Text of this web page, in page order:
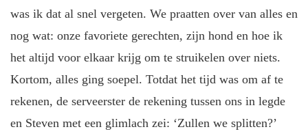
was ik dat al snel vergeten. We praatten over van alles en
nog wat: onze favoriete gerechten, zijn hond en hoe ik
het altijd voor elkaar krijg om te struikelen over niets.
Kortom, alles ging soepel. Totdat het tijd was om af te
rekenen, de serveerster de rekening tussen ons in legde
en Steven met een glimlach zei: ‘Zullen we splitten?’